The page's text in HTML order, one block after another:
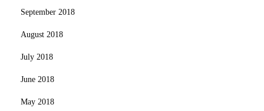
September 2018
August 2018
July 2018
June 2018
May 2018